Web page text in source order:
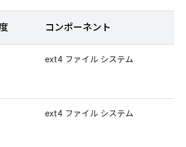
コンポーネント
ext4 ファイル システム
ext4 ファイル システム